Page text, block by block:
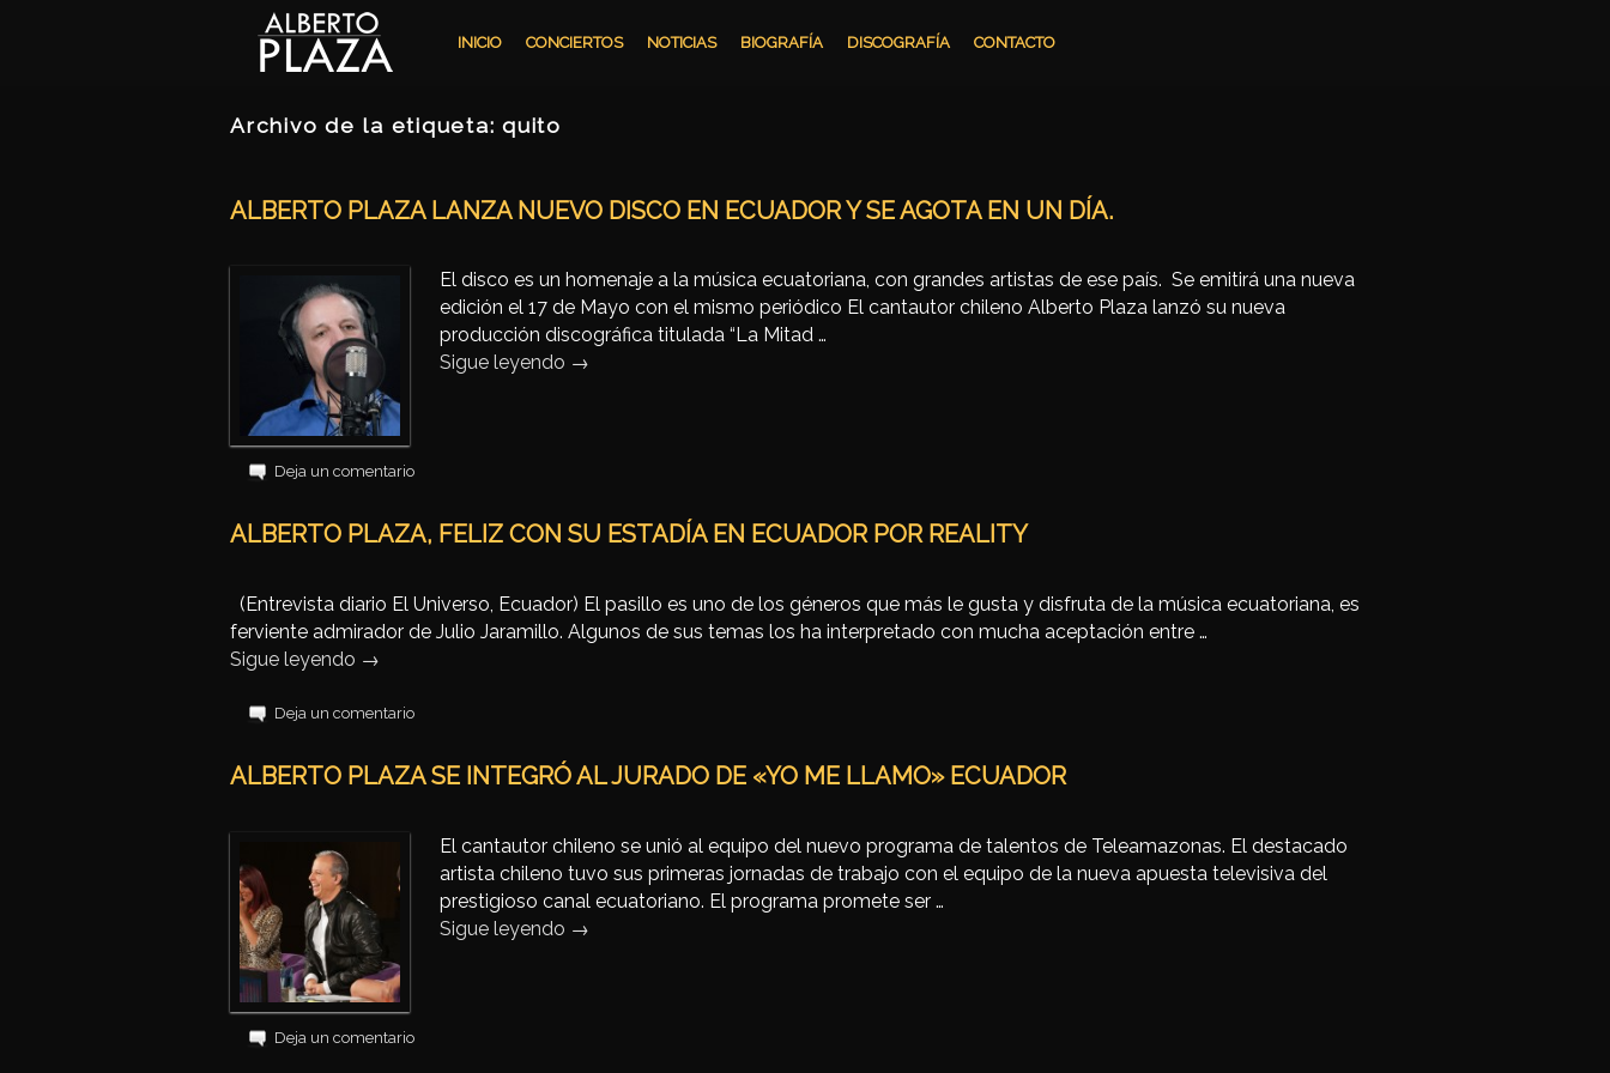
INICIO CONCIERTOS NOTICIAS BIOGRAFÍA DISCOGRAFÍA CONTACTO
Archivo de la etiqueta:quito
ALBERTO PLAZA LANZA NUEVO DISCO EN ECUADOR Y SE AGOTA EN UN DÍA.
El disco es un homenaje a la música ecuatoriana, con grandes artistas de ese país. Se emitirá una nueva
edición el 17 de Mayo con el mismo periódico El cantautor chileno Alberto Plaza lanzó su nueva
producción discográfica titulada “La Mitad …
Sigue leyendo →
Deja un comentario
ALBERTO PLAZA, FELIZ CON SU ESTADÍA EN ECUADOR POR REALITY
(Entrevista diario El Universo, Ecuador) El pasillo es uno de los géneros que más le gusta y disfruta de la música ecuatoriana, es
ferviente admirador de Julio Jaramillo. Algunos de sus temas los ha interpretado con mucha aceptación entre …
Sigue leyendo →
Deja un comentario
ALBERTO PLAZA SE INTEGRÓ AL JURADO DE «YO ME LLAMO» ECUADOR
El cantautor chileno se unió al equipo del nuevo programa de talentos de Teleamazonas. El destacado
artista chileno tuvo sus primeras jornadas de trabajo con el equipo de la nueva apuesta televisiva del
prestigioso canal ecuatoriano. El programa promete ser …
Sigue leyendo →
Deja un comentario